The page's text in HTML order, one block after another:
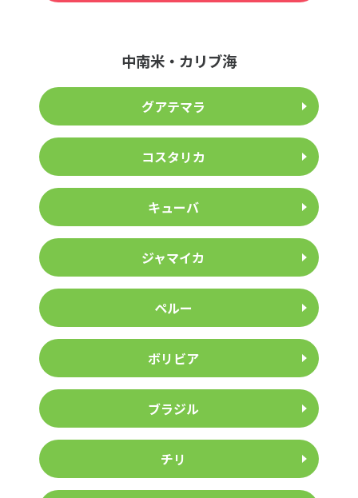
中南米・カリブ海
グアテマラ
コスタリカ
キューバ
ジャマイカ
ペルー
ボリビア
ブラジル
チリ